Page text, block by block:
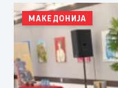
МАКЕДОНИЈА